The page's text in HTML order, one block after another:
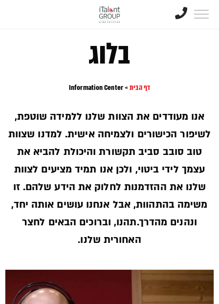
בלוג
דף הבית»
Information Center
אנו מעודדים את הצוות שלנו ללמידה שוטפת,
לשיפור הכישורים ולצמיחה אישית. למדנו שצוות
טוב סובב סביב תקשורת והיכולת להביא את
עצמך לידי ביטוי, ולכן אנו תמיד מציעים לצוות
שלנו את ההזדמנות לחלוק את הידע שלהם. זו
משימה בהתהוות, אבל אנחנו עושים אותה יחד,
ונהנים מהדרך.תהנו, וברוכים הבאים לחצר
האחורית שלנו.­